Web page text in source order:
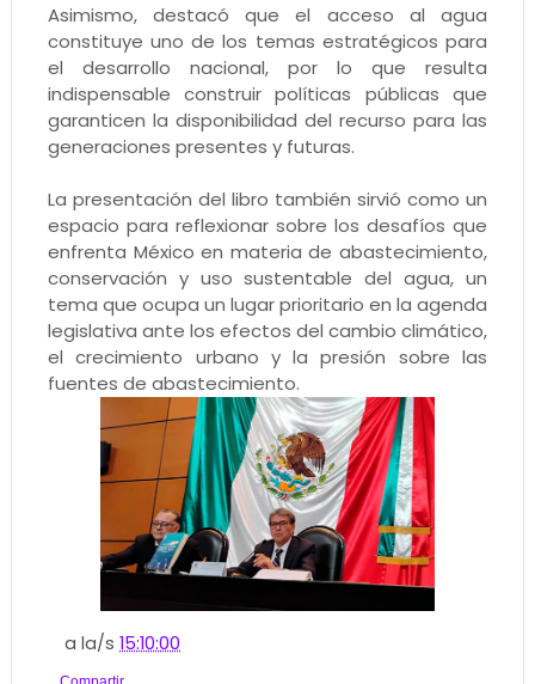
Asimismo, destacó que el acceso al agua
constituye uno de los temas estratégicos para
el desarrollo nacional, por lo que resulta
indispensable construir políticas públicas que
garanticen la disponibilidad del recurso para las
generaciones presentes y futuras.
La presentación del libro también sirvió como un
espacio para reflexionar sobre los desafíos que
enfrenta México en materia de abastecimiento,
conservación y uso sustentable del agua, un
tema que ocupa un lugar prioritario en la agenda
legislativa ante los efectos del cambio climático,
el crecimiento urbano y la presión sobre las
fuentes de abastecimiento.
a la/s15:10:00